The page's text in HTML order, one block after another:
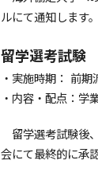
ルにて通知します。
留学選考試験
・実施時期： 前
・内容・配点：学
留学選考試験後
会にて最終的に承